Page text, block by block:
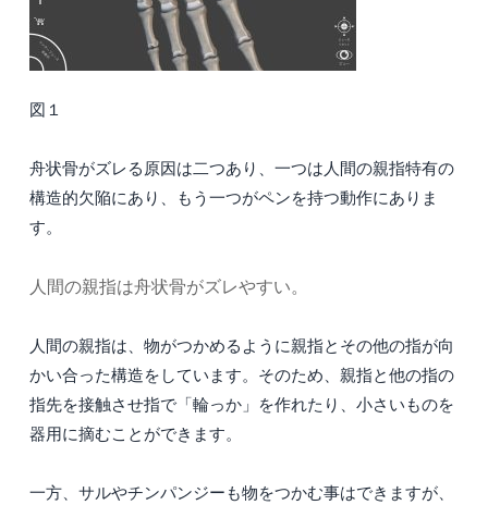
図１
舟状骨がズレる原因は二つあり、一つは人間の親指特有の
構造的欠陥にあり、もう一つがペンを持つ動作にありま
す。
人間の親指は舟状骨がズレやすい。
人間の親指は、物がつかめるように親指とその他の指が向
かい合った構造をしています。そのため、親指と他の指の
指先を接触させ指で「輪っか」を作れたり、小さいものを
器用に摘むことができます。
一方、サルやチンパンジーも物をつかむ事はできますが、